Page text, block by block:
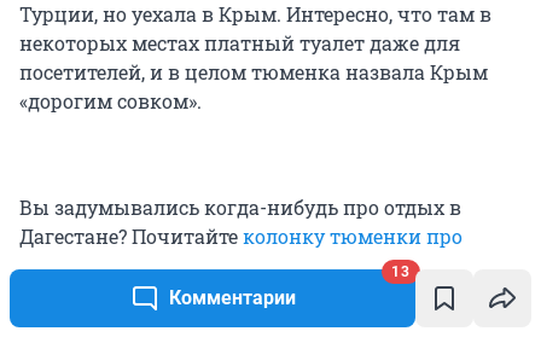
Комментарии
13
Турции, но уехала в Крым. Интересно, что там в
некоторых местах платный туалет даже для
посетителей, и в целом тюменка назвала Крым
«дорогим совком».
Вы задумывались когда-нибудь про отдых в
Дагестане? Почитайтеколонку тюменки про
отпуск здесь(самый бюджетный в жизни). Что
надо знать перед поездкой в Сочи, и правда ли,
что тамсливают канализацию в море, рассказала